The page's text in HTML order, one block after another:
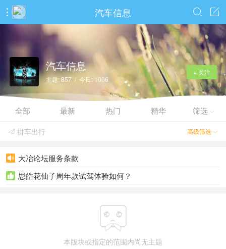
 汽车信息 

+ 关注
汽车信息
主题: 857 / 今日: 1006
全部 最新 热门 精华 筛选 
高级筛选 
 拼车出行
 大冶论坛服务条款
 思皓花仙子周年款试驾体验如何？

本版块或指定的范围内尚无主题